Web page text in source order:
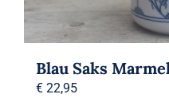
worden
op
de
Blau Saks
€ 22,95